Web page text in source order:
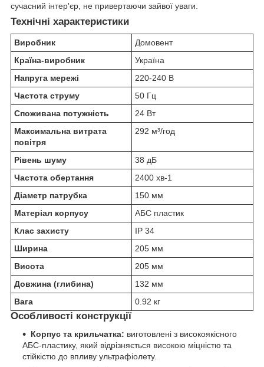
сучасний інтер'єр, не привертаючи зайвої уваги.
Технічні характеристики
Виробник
Домовент
Країна-виробник
Україна
Напруга мережі
220-240 В
Частота струму
50 Гц
Споживана потужність
24 Вт
Максимальна витрата
повітря
292 м³/год
Рівень шуму
38 дБ
Частота обертання
2400 хв-1
Діаметр патрубка
150 мм
Матеріал корпусу
АБС пластик
Клас захисту
IP 34
Ширина
205 мм
Висота
205 мм
Довжина (глибина)
132 мм
Вага
0.92 кг
Особливості конструкції
Корпус та крильчатка: виготовлені з високоякісного
АБС-пластику, який відрізняється високою міцністю та
стійкістю до впливу ультрафіолету.